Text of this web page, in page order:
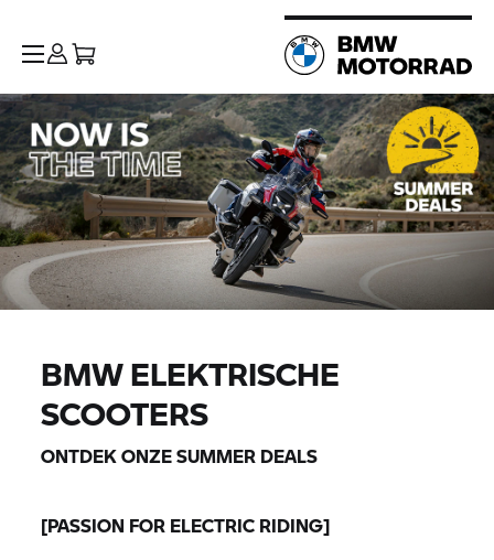
BMW ELEKTRISCHE
SCOOTERS
ONTDEK ONZE SUMMER DEALS
[PASSION FOR ELECTRIC RIDING]